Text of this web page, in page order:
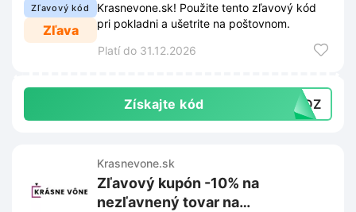
Zľavový kód
Zľava
Krasnevone.sk! Použite tento zľavový kód
pri pokladni a ušetrite na poštovnom.
Platí do 31.12.2026
Získajte kód EHDZ
Krasnevone.sk
Zľavový kupón -10% na
nezľavnený tovar na